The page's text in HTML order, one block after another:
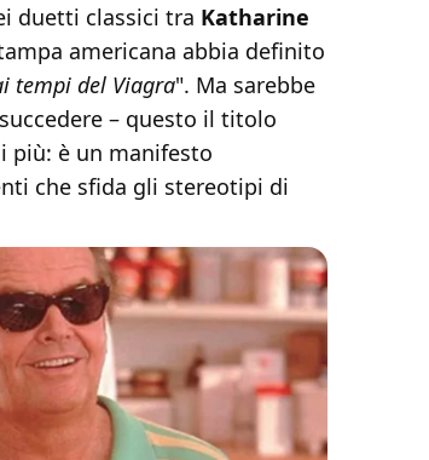
duetti classici tra Katharine
americana abbia definito
tempi del Viagra". Ma sarebbe
– questo il titolo
più: è un manifesto
che sfida gli stereotipi di